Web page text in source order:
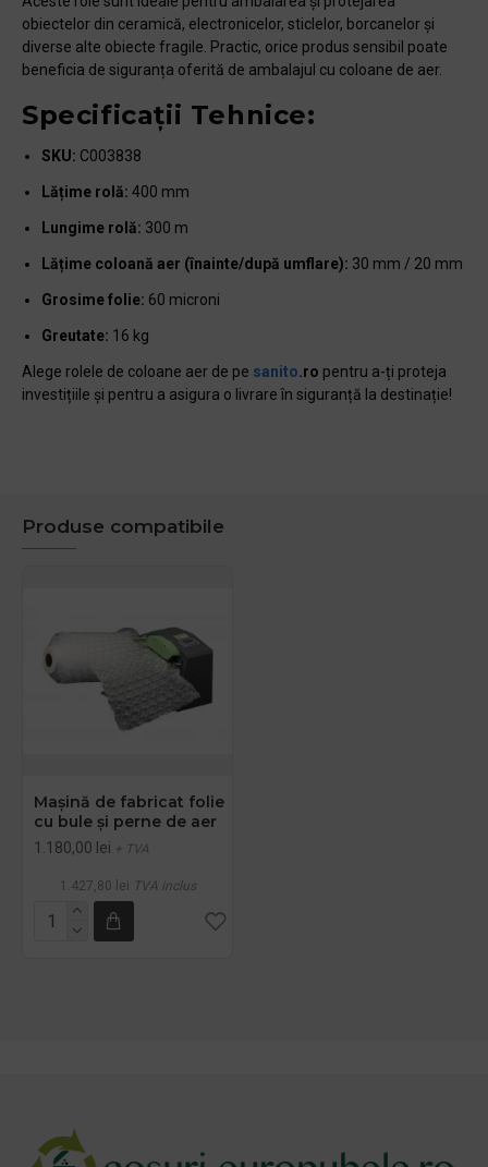
obiectelor din ceramică, electronicelor, sticlelor, borcanelor și
diverse alte obiecte fragile. Practic, orice produs sensibil poate
beneficia de siguranța oferită de ambalajul cu coloane de aer.
Specificații Tehnice:
SKU: C003838
Lățime rolă: 400 mm
Lungime rolă: 300 m
Lățime coloană aer (înainte/după umflare): 30 mm / 20 mm
Grosime folie: 60 microni
Greutate: 16 kg
Alege rolele de coloane aer de pe sanito.ro pentru a-ți proteja
investițiile și pentru a asigura o livrare în siguranță la destinație!
Produse compatibile
Mașină de fabricat folie
cu bule și perne de aer
1.180,00 lei + TVA
1.427,80 lei TVA inclus